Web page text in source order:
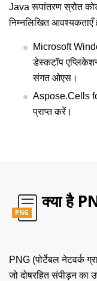
Java रूपांतरण स्रोत
निम्नलिखित आवश्यकताएँ
Microsoft
डेस्कटॉप
संगत ओएस।
Aspose.Cells
प्राप्त करें।
PNG
क्या है
PNG (पोर्टेबल नेटवर्क
जो दोषरहित संपीड़न का